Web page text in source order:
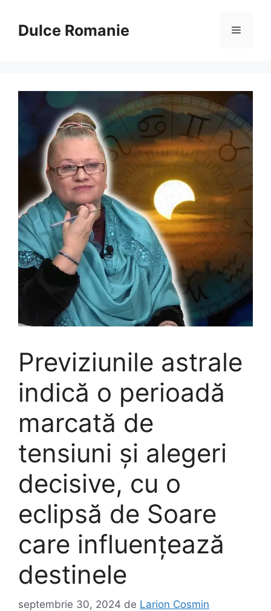
conținutDulce Romanie Meniu
Previziunile astrale
indică o perioadă
marcată de
tensiuni și alegeri
decisive, cu o
eclipsă de Soare
care influențează
destinele
septembrie 30, 2024 de Larion Cosmin